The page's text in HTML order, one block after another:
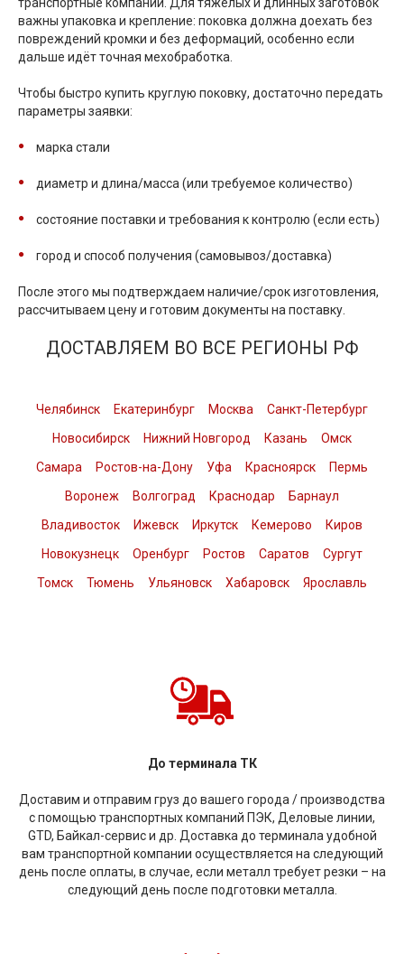
важны упаковка и крепление: поковка должна доехать без
повреждений кромки и без деформаций, особенно если
дальше идёт точная мехобработка.
Чтобы быстро купить круглую поковку, достаточно передать
параметры заявки:
марка стали
диаметр и длина/масса (или требуемое количество)
состояние поставки и требования к контролю (если есть)
город и способ получения (самовывоз/доставка)
После этого мы подтверждаем наличие/срок изготовления,
рассчитываем цену и готовим документы на поставку.
ДОСТАВЛЯЕМ ВО ВСЕ РЕГИОНЫ РФ
Челябинск Екатеринбург Москва
Санкт-Петербург
Новосибирск
Нижний Новгород Казань
Омск
Самара
Ростов-на-Дону Уфа Красноярск
Пермь
Воронеж
Волгоград Краснодар
Барнаул
Владивосток
Ижевск Иркутск Кемерово
Киров
Новокузнецк
Оренбург Ростов Саратов
Сургут
Томск
Тюмень Ульяновск Хабаровск Ярославль
До терминала ТК
Доставим и отправим груз до вашего города / производства
с помощью транспортных компаний ПЭК, Деловые линии,
GTD, Байкал-сервис и др. Доставка до терминала удобной
вам транспортной компании осуществляется на следующий
день после оплаты, в случае, если металл требует резки – на
следующий день после подготовки металла.